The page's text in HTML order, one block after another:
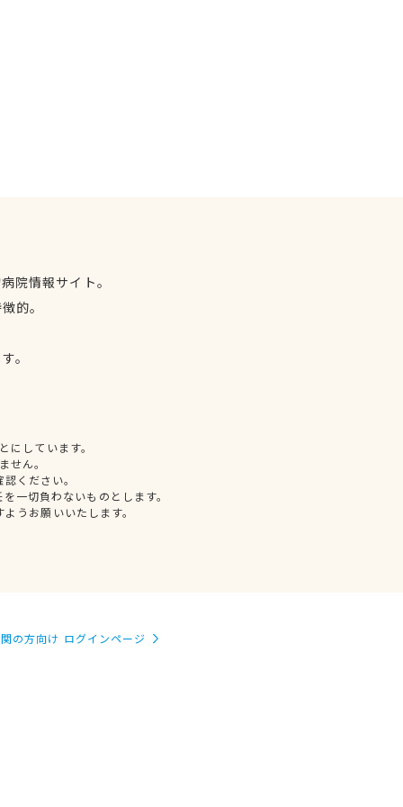
院情報サイト。
的。
。
しています。
せん。
ください。
一切負わないものとします。
うお願いいたします。
の方向け ログインページ